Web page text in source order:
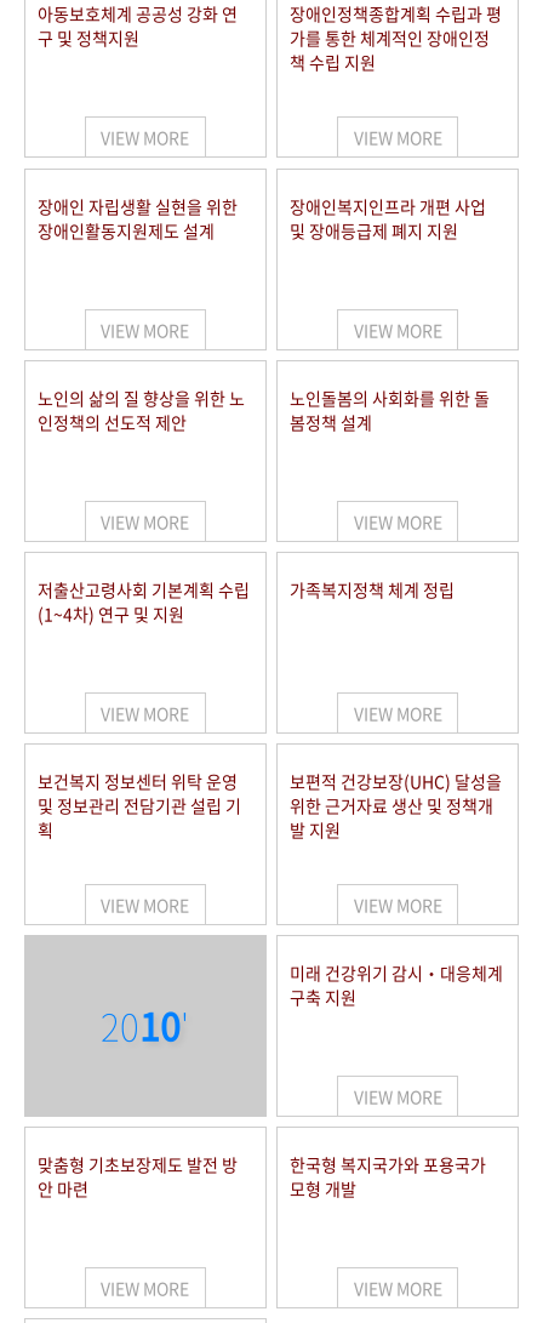
아동보호체계 공공성 강화 연
구 및 정책지원
VIEW MORE
장애인정책종합계획 수립과 평
가를 통한 체계적인 장애인정
책 수립 지원
VIEW MORE
장애인 자립생활 실현을 위한
장애인활동지원제도 설계
VIEW MORE
장애인복지인프라 개편 사업
및 장애등급제 폐지 지원
VIEW MORE
노인의 삶의 질 향상을 위한 노
인정책의 선도적 제안
VIEW MORE
노인돌봄의 사회화를 위한 돌
봄정책 설계
VIEW MORE
저출산고령사회 기본계획 수립
(1~4차) 연구 및 지원
VIEW MORE
가족복지정책 체계 정립
VIEW MORE
보건복지 정보센터 위탁 운영
및 정보관리 전담기관 설립 기
획
VIEW MORE
보편적 건강보장(UHC) 달성을
위한 근거자료 생산 및 정책개
발 지원
VIEW MORE
2010'
미래 건강위기 감시‧대응체계
구축 지원
VIEW MORE
맞춤형 기초보장제도 발전 방
안 마련
VIEW MORE
한국형 복지국가와 포용국가
모형 개발
VIEW MORE